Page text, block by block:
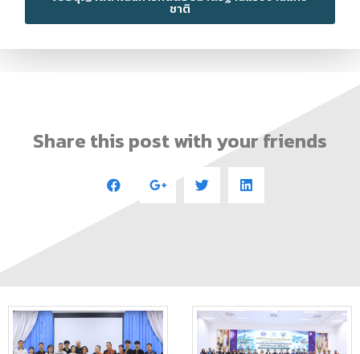
ชาติ
Share this post with your friends